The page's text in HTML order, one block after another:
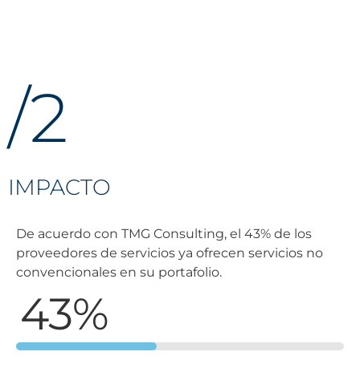
/2
IMPACTO
De acuerdo con TMG Consulting, el 43% de los
proveedores de servicios ya ofrecen servicios no
convencionales en su portafolio.
43%